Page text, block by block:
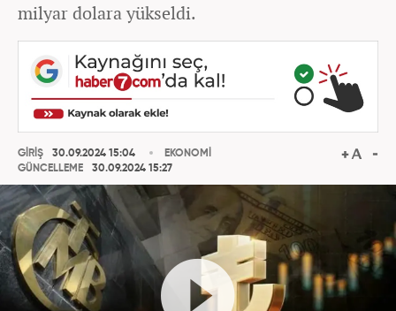
milyar dolara yükseldi.
GİRİŞ
30.09.2024 15:04
GÜNCELLEME
30.09.2024 15:27
EKONOMİ